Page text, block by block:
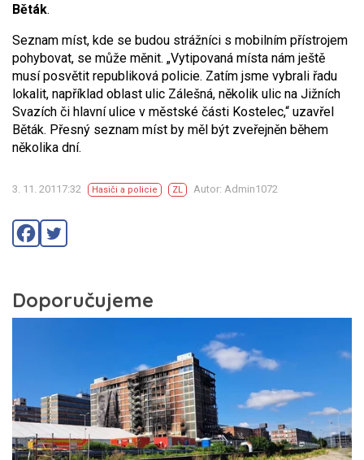
Běták.
Seznam míst, kde se budou strážníci s mobilním přístrojem
pohybovat, se může měnit. „Vytipovaná místa nám ještě
musí posvětit republiková policie. Zatím jsme vybrali řadu
lokalit, například oblast ulic Zálešná, několik ulic na Jižních
Svazích či hlavní ulice v městské části Kostelec,“ uzavřel
Běták. Přesný seznam míst by měl být zveřejněn během
několika dní.
3. 11. 20117:32 Hasiči a policie ZL Autor: Admin1072